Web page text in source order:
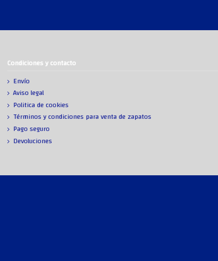
Condiciones y contacto
Envío
Aviso legal
Politica de cookies
Términos y condiciones para venta de zapatos
Pago seguro
Devoluciones